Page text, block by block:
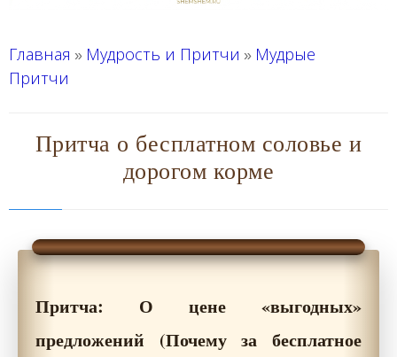
Главная » Мудрость и Притчи » Мудрые
Притчи
Притча о бесплатном соловье и
дорогом корме
Притча: О цене «выгодных»
предложений (Почему за бесплатное